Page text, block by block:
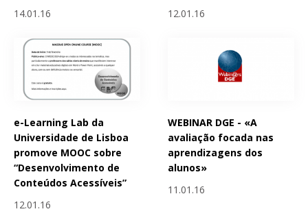
14.01.16
12.01.16
e-Learning Lab da
Universidade de Lisboa
promove MOOC sobre
“Desenvolvimento de
Conteúdos Acessíveis”
12.01.16
WEBINAR DGE - «A
avaliação focada nas
aprendizagens dos
alunos»
11.01.16